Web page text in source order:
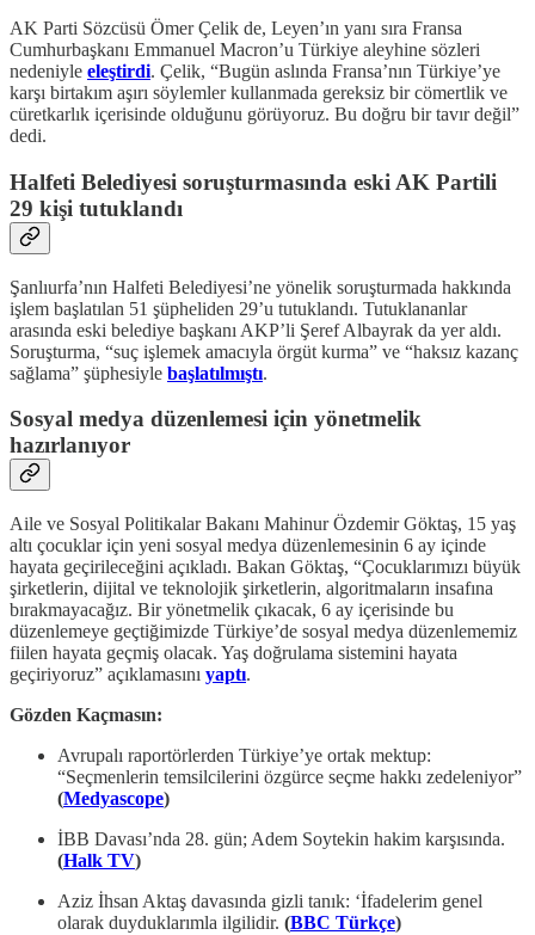
AK Parti Sözcüsü Ömer Çelik de, Leyen’ın yanı sıra Fransa
Cumhurbaşkanı Emmanuel Macron’u Türkiye aleyhine sözleri
nedeniyle eleştirdi. Çelik, “Bugün aslında Fransa’nın Türkiye’ye
karşı birtakım aşırı söylemler kullanmada gereksiz bir cömertlik ve
cüretkarlık içerisinde olduğunu görüyoruz. Bu doğru bir tavır değil”
dedi.
Halfeti Belediyesi soruşturmasında eski AK Partili
29 kişi tutuklandı
Şanlıurfa’nın Halfeti Belediyesi’ne yönelik soruşturmada hakkında
işlem başlatılan 51 şüpheliden 29’u tutuklandı. Tutuklananlar
arasında eski belediye başkanı AKP’li Şeref Albayrak da yer aldı.
Soruşturma, “suç işlemek amacıyla örgüt kurma” ve “haksız kazanç
sağlama” şüphesiyle başlatılmıştı.
Sosyal medya düzenlemesi için yönetmelik
hazırlanıyor
Aile ve Sosyal Politikalar Bakanı Mahinur Özdemir Göktaş, 15 yaş
altı çocuklar için yeni sosyal medya düzenlemesinin 6 ay içinde
hayata geçirileceğini açıkladı. Bakan Göktaş, “Çocuklarımızı büyük
şirketlerin, dijital ve teknolojik şirketlerin, algoritmaların insafına
bırakmayacağız. Bir yönetmelik çıkacak, 6 ay içerisinde bu
düzenlemeye geçtiğimizde Türkiye’de sosyal medya düzenlememiz
fiilen hayata geçmiş olacak. Yaş doğrulama sistemini hayata
geçiriyoruz” açıklamasını yaptı.
Gözden Kaçmasın:
Avrupalı raportörlerden Türkiye’ye ortak mektup:
“Seçmenlerin temsilcilerini özgürce seçme hakkı zedeleniyor”
(Medyascope)
İBB Davası’nda 28. gün; Adem Soytekin hakim karşısında.
(Halk TV)
Aziz İhsan Aktaş davasında gizli tanık: ‘İfadelerim genel
olarak duyduklarımla ilgilidir. (BBC Türkçe)